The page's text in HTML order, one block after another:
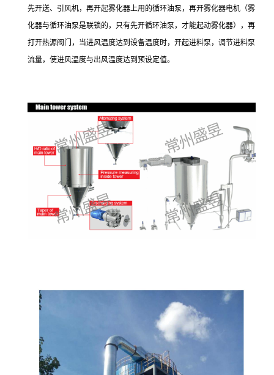
先开送、引风机，再开起雾化器上用的循环油泵，再开雾化器电机（雾
化器与循环油泵是联锁的，只有先开循环油泵，才能起动雾化器），再
打开热源阀门，当进风温度达到设备温度时，开起进料泵，调节进料泵
流量，使进风温度与出风温度达到预设定值。